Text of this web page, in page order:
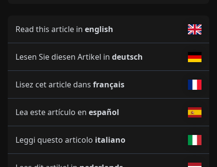
Read this article in english
Lesen Sie diesen Artikel in deutsch
Lisez cet article dans français
Lea este artículo en español
Leggi questo articolo italiano